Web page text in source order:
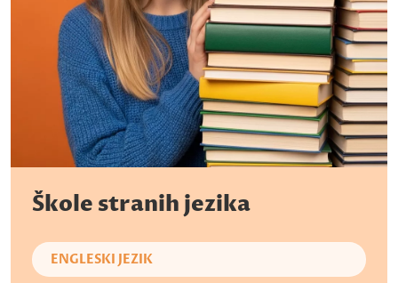
Škole stranih jezika
ENGLESKI JEZIK